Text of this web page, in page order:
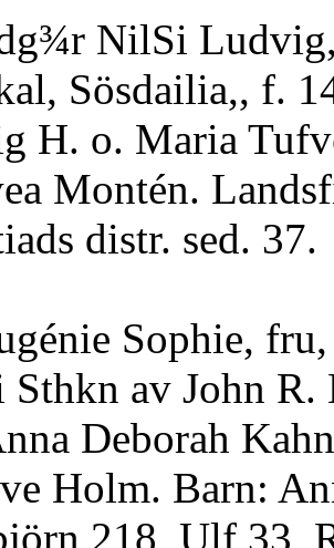
NilSi
Sösdailia,, f.
H. o. Maria
Montén.
distr. sed. 37.
Sophie,
Sthkn av John R.
Deborah
Holm. Barn:
218, Ulf 33,